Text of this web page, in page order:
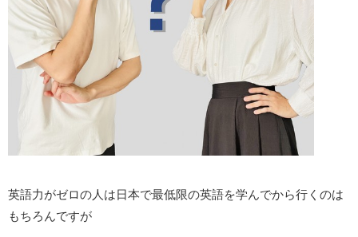
英語力がゼロの人は日本で最低限の英語を学んでから行くのは
もちろんですが